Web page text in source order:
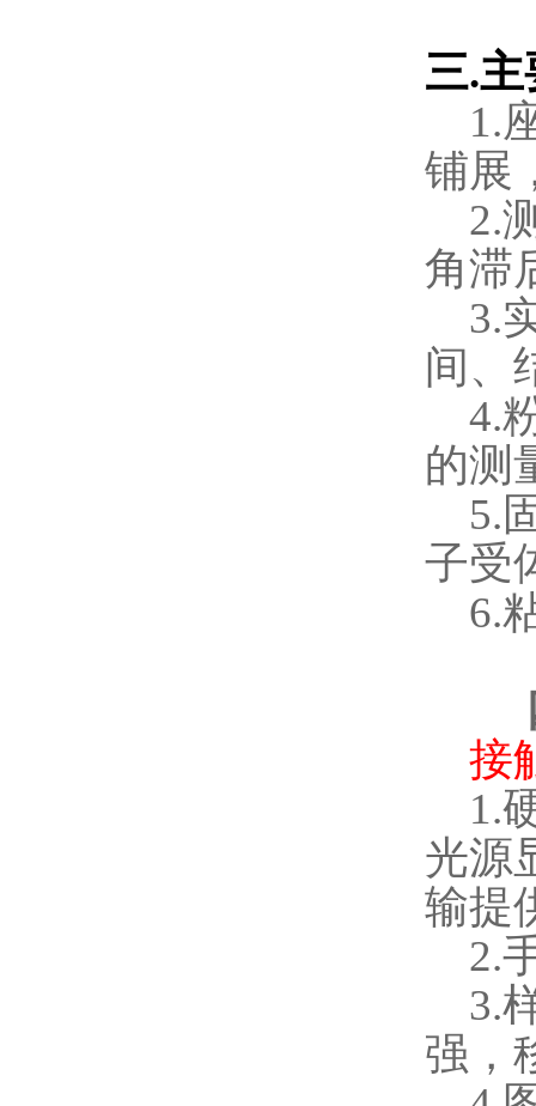
三.主
1.
铺展
2.
角滞
3.
间、
4.
的测
5.
子受
6.
接
1.
光源
输提
2.
3.
强，